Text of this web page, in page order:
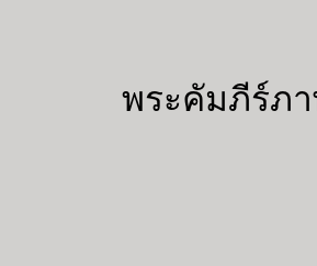
พระคัมภีร์ภ